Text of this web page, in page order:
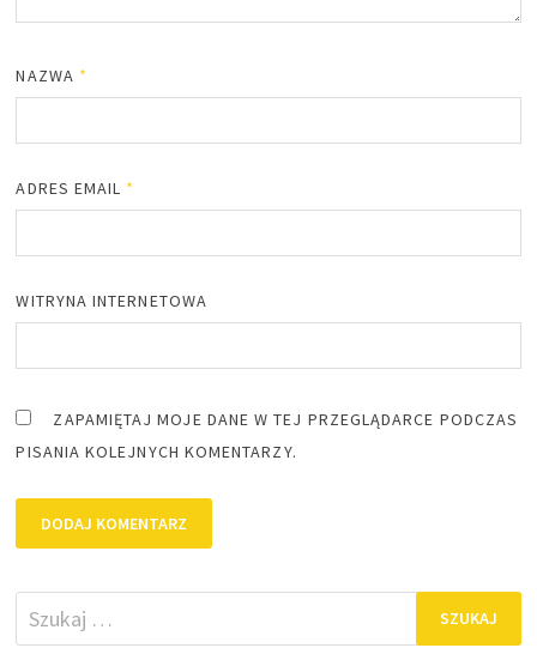
NAZWA *
ADRES EMAIL *
WITRYNA INTERNETOWA
ZAPAMIĘTAJ MOJE DANE W TEJ PRZEGLĄDARCE PODCZAS
PISANIA KOLEJNYCH KOMENTARZY.
Szukaj: